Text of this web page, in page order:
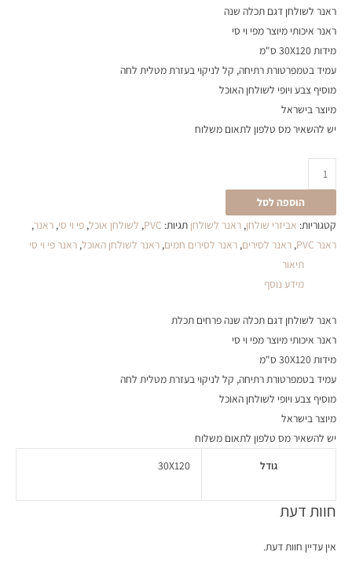
ראנר לשולחן דגם תכלה שנה
ראנר איכותי מיוצר מפי וי סי
מידות 30X120 ס"מ
עמיד בטמפרטורת רתיחה, קל לניקוי בעזרת מטלית לחה
מוסיף צבע ויופי לשולחן האוכל
מיוצר בישראל
יש להשאיר מס טלפון לתאום משלוח
הוספה לסל
קטגוריות: אביזרי שולחן, ראנר לשולחן תגיות: PVC
, לשולחן אוכל, פי וי סי, ראנר,
ראנר PVC
, ראנר לסירים, ראנר לסירים חמים, ראנר לשולחן האוכל, ראנר פי וי סי
תיאור
מידע נוסף
ראנר לשולחן דגם תכלה שנה פרחים תכלת
ראנר איכותי מיוצר מפי וי סי
מידות 30X120 ס"מ
עמיד בטמפרטורת רתיחה, קל לניקוי בעזרת מטלית לחה
מוסיף צבע ויופי לשולחן האוכל
מיוצר בישראל
יש להשאיר מס טלפון לתאום משלוח
גודל
30X120
חוות דעת
אין עדיין חוות דעת.